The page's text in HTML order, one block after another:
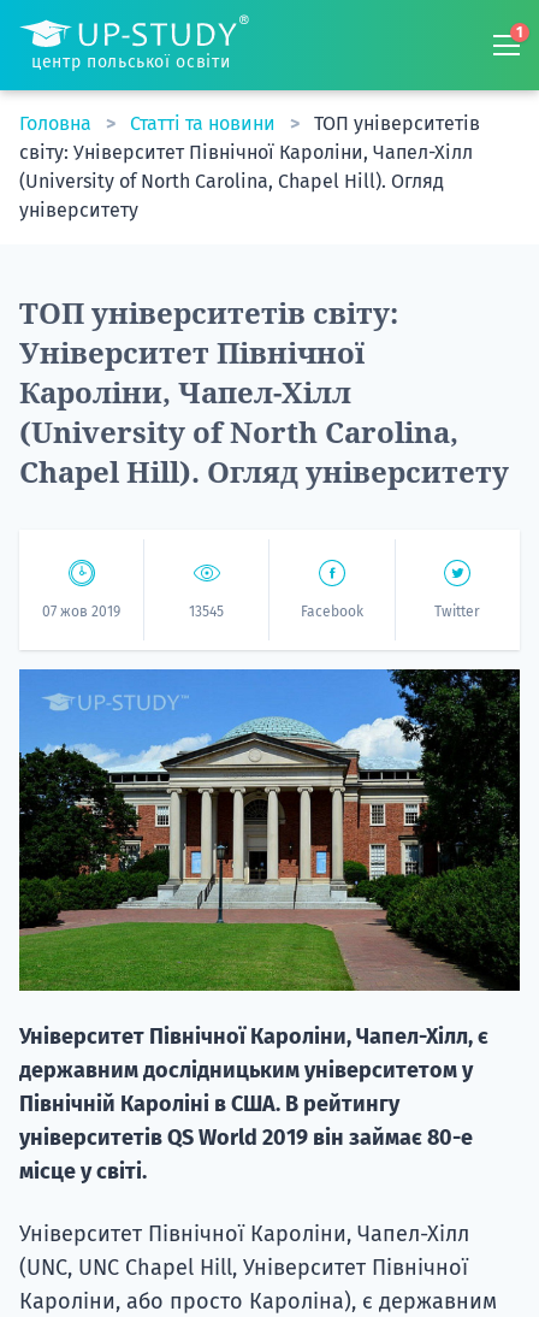
центр польської освіти
1
Головна Статті та новини
ТОП університетів
світу: Університет Північної Кароліни, Чапел-Хілл
(University of North Carolina, Chapel Hill). Огляд
університету
ТОП університетів світу:
Університет Північної
Кароліни, Чапел-Хілл
(University of North Carolina,
Chapel Hill). Огляд університету
07 жов 2019 13545 Facebook Twitter
Університет Північної Кароліни, Чапел-Хілл, є
державним дослідницьким університетом у
Північній Кароліні в США. В рейтингу
університетів QS World 2019 він займає 80-е
місце у світі.
Університет Північної Кароліни, Чапел-Хілл
(UNC, UNC Chapel Hill, Університет Північної
Кароліни, або просто Кароліна), є державним
НАБІР
вступ на